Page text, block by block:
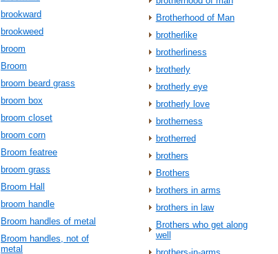
brookward
brookweed
broom
Broom
broom beard grass
broom box
broom closet
broom corn
Broom featree
broom grass
Broom Hall
broom handle
Broom handles of metal
Broom handles, not of
metal
Brotherhood of Man
brotherlike
brotherliness
brotherly
brotherly eye
brotherly love
brotherness
brotherred
brothers
Brothers
brothers in arms
brothers in law
Brothers who get along
well